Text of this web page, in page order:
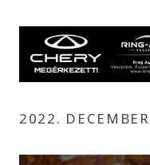
2022.